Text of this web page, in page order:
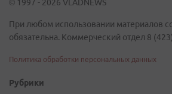
© 1997 - 2026 VLADNEWS
При любом использовании материалов
обязательна. Коммерческий отдел 8
Политика обработки персональных данных
Рубрики